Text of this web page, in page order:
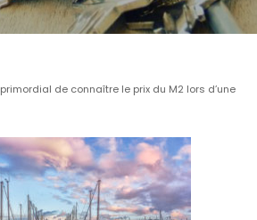
de connaître le prix du M2 lors d’une